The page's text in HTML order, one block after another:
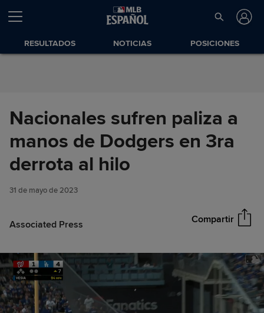
Saltar al Contenido
RESULTADOS NOTICIAS POSICIONES
Nacionales sufren paliza a
manos de Dodgers en 3ra
derrota al hilo
31 de mayo de 2023
Associated Press Compartir
Nacionales sufren paliza a
manos de Dodgers en 3ra
derrota al hilo